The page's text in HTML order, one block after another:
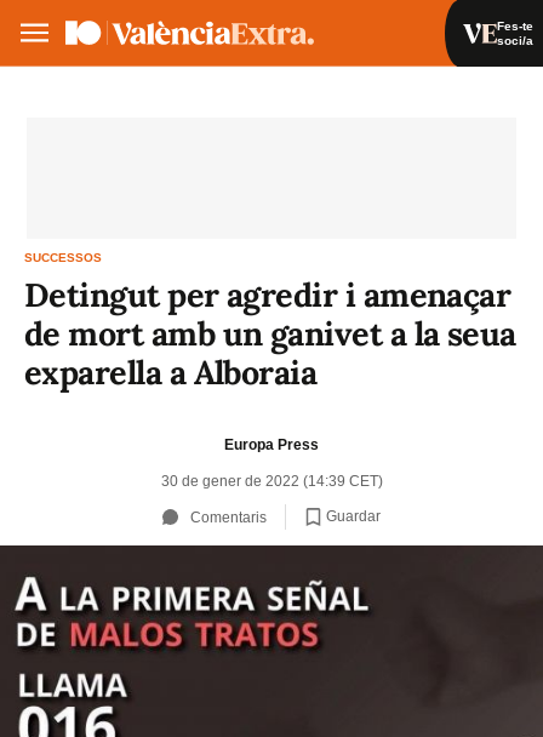
Fes-te
soci/a
SUCCESSOS
Detingut per agredir i amenaçar
de mort amb un ganivet a la seua
exparella a Alboraia
Europa Press
30 de gener de 2022 (14:39 CET)
Comentaris Guardar